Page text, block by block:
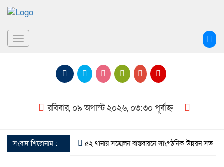
Toggle
রবিবার, ০৯ অগাস্ট ২০২৬, ০৩:৩০ পূর্বাহ্ন
সংবাদ শিরোনাম : ৫২ থানায় সম্মেলন বাস্তবায়নে সাংগঠনিক উন্নয়ন সভার